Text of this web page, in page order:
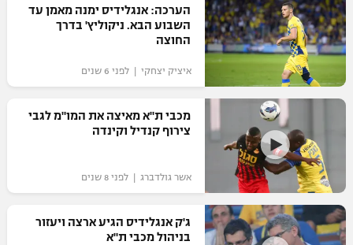
הערכה: אנגלידיס ימנה מאמן עד
השבוע הבא. ניקוליץ' בדרך
החוצה
איציק יצחקי | לפני 6 שנים
מכבי ת"א מאיצה את המו"מ לגבי
צירוף קנדיל וקינדה
אשר גולדברג | לפני 8 שנים
ג'ק אנגלידיס הגיע ארצה ויעזור
בניהול מכבי ת"א